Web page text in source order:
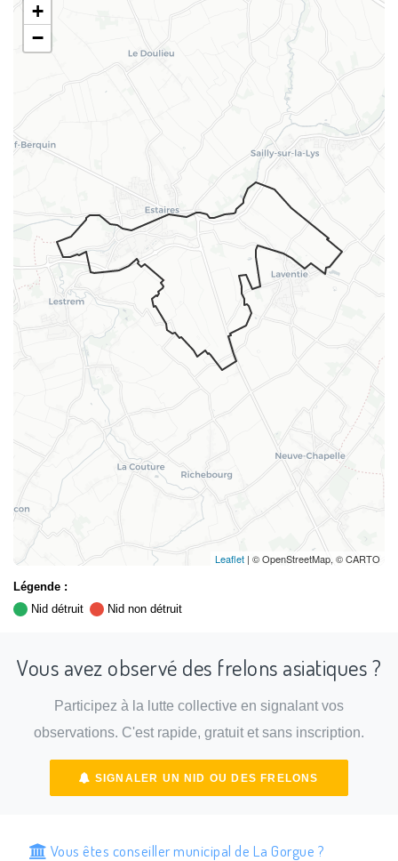
+
−
Leaflet | © OpenStreetMap, © CARTO
Légende :
Nid détruit
Nid non détruit
Vous avez observé des frelons asiatiques ?
Participez à la lutte collective en signalant vos
observations. C'est rapide, gratuit et sans inscription.
SIGNALER UN NID OU DES FRELONS
Vous êtes conseiller municipal de La Gorgue ?